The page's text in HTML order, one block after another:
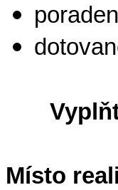
Místo